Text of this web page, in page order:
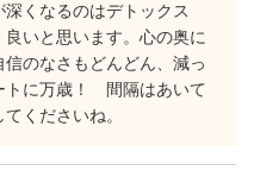
くなるのはデトックス
いと思います。心の奥に
のなさもどんどん、減っ
トに万歳！ 間隔はあいて
くださいね。